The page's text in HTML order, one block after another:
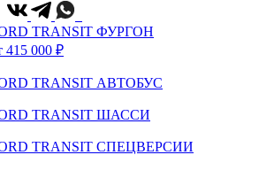
TRANSIT ФУРГОН
415 000 ₽
TRANSIT АВТОБУС
TRANSIT ШАССИ
TRANSIT СПЕЦВЕРСИИ